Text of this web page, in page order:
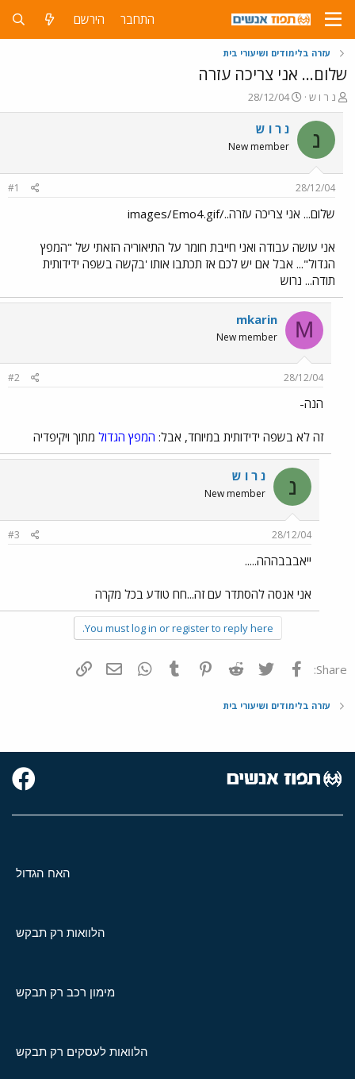
התחבר הירשם
עזרה בלימודים ושיעורי בית
שלום... אני צריכה עזרה
פ
ו
ת
ח
ה
ש
א
נ ר ו ש
פ
ו
ר
ם
ר
28/12/04
נ נ ר ו ש
New member
28/12/04
#1
שלום... אני צריכה עזרה../images/Emo4.gif
אני עושה עבודה ואני חייבת חומר על התיאוריה הזאתי של "המפץ
הגדול"... אבל אם יש לכם אז תכתבו אותו 'בקשה בשפה ידידותית
תודה... נרוש
M
mkarin
New member
28/12/04
#2
הנה-
זה לא בשפה ידידותית במיוחד, אבל: המפץ הגדול מתוך ויקיפדיה
נ נ ר ו ש
New member
28/12/04
#3
ייאבבבההה.....
אני אנסה להסתדר עם זה...חח טודע בכל מקרה
You must log in or register to reply here.
Share: פייסבוק Twitter
Reddit
Pinterest
Tumblr
WhatsAppדואר אלקטרוני
עזרה בלימודים ושיעורי בית
האח הגדול
הלוואות רק תבקש
מימון רכב רק תבקש
הלוואות לעסקים רק תבקש